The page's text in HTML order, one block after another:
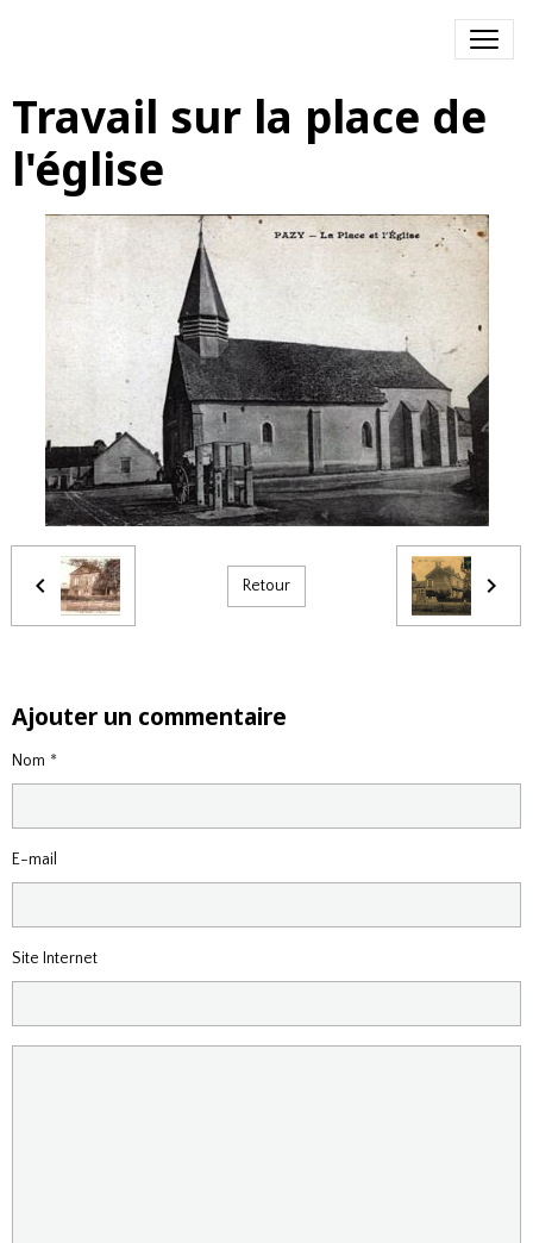
Travail sur la place de
l'église
Retour
Ajouter un commentaire
Nom
E-mail
Site Internet